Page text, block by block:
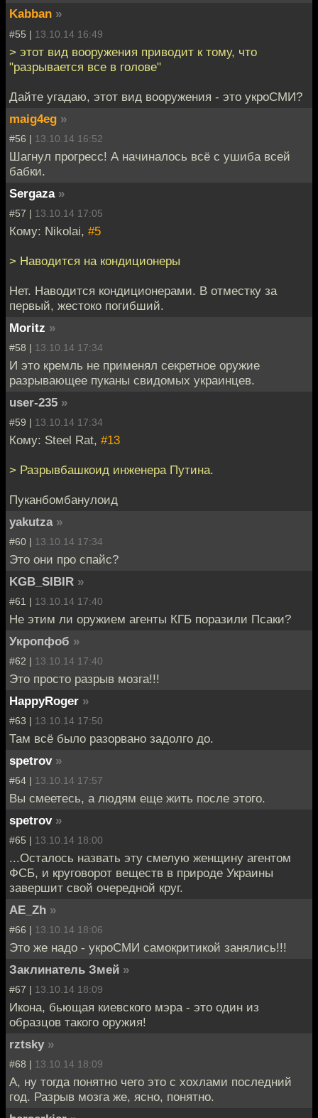
Kabban »
#55 | 13.10.14 16:49
> этот вид вооружения приводит к тому, что
"разрывается все в голове"
Дайте угадаю, этот вид вооружения - это укроСМИ?
maig4eg »
#56 | 13.10.14 16:52
Шагнул прогресс! А начиналось всё с ушиба всей
бабки.
Sergaza »
#57 | 13.10.14 17:05
Кому: Nikolai, #5
> Наводится на кондиционеры
Нет. Наводится кондиционерами. В отместку за
первый, жестоко погибший.
Moritz »
#58 | 13.10.14 17:34
И это кремль не применял секретное оружие
разрывающее пуканы свидомых украинцев.
user-235 »
#59 | 13.10.14 17:34
Кому: Steel Rat, #13
> Разрывбашкоид инженера Путина.
Пуканбомбанулоид
yakutza »
#60 | 13.10.14 17:34
Это они про спайс?
KGB_SIBIR »
#61 | 13.10.14 17:40
Не этим ли оружием агенты КГБ поразили Псаки?
Укропфоб »
#62 | 13.10.14 17:40
Это просто разрыв мозга!!!
HappyRoger »
#63 | 13.10.14 17:50
Там всё было разорвано задолго до.
spetrov »
#64 | 13.10.14 17:57
Вы смеетесь, а людям еще жить после этого.
spetrov »
#65 | 13.10.14 18:00
...Осталось назвать эту смелую женщину агентом
ФСБ, и круговорот веществ в природе Украины
завершит свой очередной круг.
AE_Zh »
#66 | 13.10.14 18:06
Это же надо - укроСМИ самокритикой занялись!!!
Заклинатель Змей »
#67 | 13.10.14 18:09
Икона, бьющая киевского мэра - это один из
образцов такого оружия!
rztsky »
#68 | 13.10.14 18:09
А, ну тогда понятно чего это с хохлами последний
год. Разрыв мозга же, ясно, понятно.